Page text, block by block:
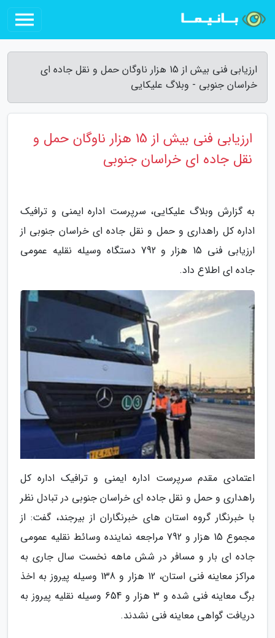
ارزیابی فنی بیش از 15 هزار ناوگان حمل و نقل جاده ای
خراسان جنوبی - وبلاگ علیکایی
ارزیابی فنی بیش از 15 هزار ناوگان حمل و
نقل جاده ای خراسان جنوبی
به گزارش وبلاگ علیکایی، سرپرست اداره ایمنی و ترافیک
اداره کل راهداری و حمل و نقل جاده ای خراسان جنوبی از
ارزیابی فنی 15 هزار و 792 دستگاه وسیله نقلیه عمومی
جاده ای اطلاع داد.
اعتمادی مقدم سرپرست اداره ایمنی و ترافیک اداره کل
راهداری و حمل و نقل جاده ای خراسان جنوبی در تبادل نظر
با خبرنگار گروه استان های خبرنگاران از بیرجند، گفت: از
مجموع 15 هزار و 792 مراجعه نماینده وسائط نقلیه عمومی
جاده ای بار و مسافر در شش ماهه نخست سال جاری به
مراکز معاینه فنی استان، 12 هزار و 138 وسیله پیروز به اخذ
برگ معاینه فنی شده و 3 هزار و 654 وسیله نقلیه پیروز به
دریافت گواهی معاینه فنی نشدند.